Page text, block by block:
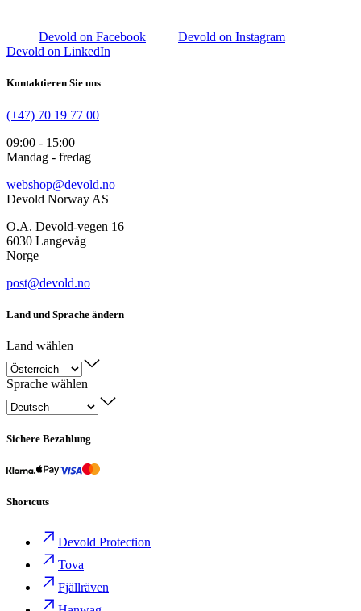
Devold on Facebook
Devold on Instagram
Devold on LinkedIn
Kontaktieren Sie uns
(+47) 70 19 77 00
09:00 - 15:00
Mandag - fredag
webshop@devold.no
Devold Norway AS
O.A. Devold-vegen 16
6030 Langevåg
Norge
post@devold.no
Land und Sprache ändern
Land wählen
Sprache wählen
Sichere Bezahlung
Shortcuts
Devold Protection
Tova
Fjällräven